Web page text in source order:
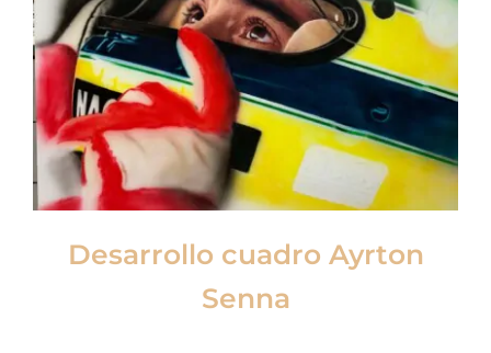
Desarrollo cuadro Ayrton
Senna